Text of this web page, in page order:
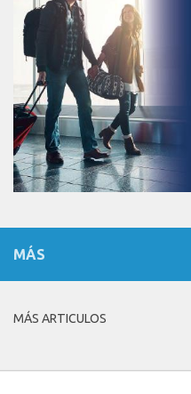
MÁS
MÁS ARTICULOS